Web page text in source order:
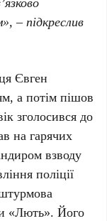
– підкреслив
Євген
а потім пішов
зголосився до
на гарячих
взводу
поліції
«Лють». Його